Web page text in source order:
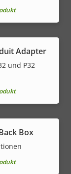
Adapter
und P32
Box